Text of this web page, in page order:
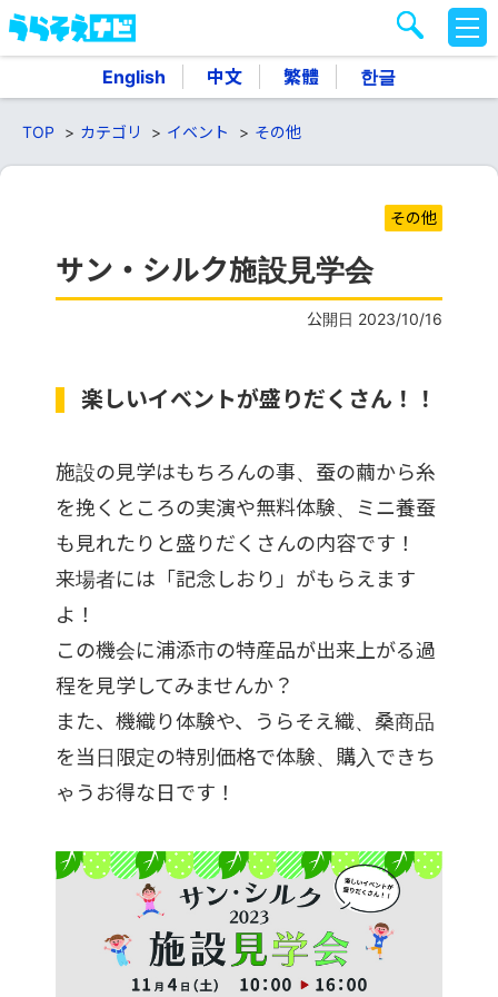
English 中文 繁體 한글
M
E
TOP カテゴリ イベント その他
その他
サン・シルク施設見学会
公開日 2023/10/16
楽しいイベントが盛りだくさん！！
施設の見学はもちろんの事、蚕の繭から糸
を挽くところの実演や無料体験、ミニ養蚕
も見れたりと盛りだくさんの内容です！
来場者には「記念しおり」がもらえます
よ！
この機会に浦添市の特産品が出来上がる過
程を見学してみませんか？
また、機織り体験や、うらそえ織、桑商品
を当日限定の特別価格で体験、購入できち
ゃうお得な日です！